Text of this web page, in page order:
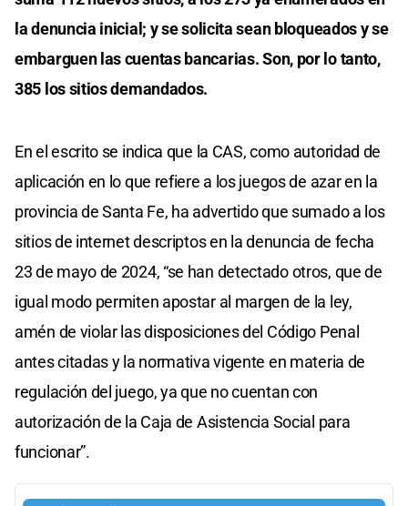
la denuncia inicial; y se solicita sean bloqueados y se
embarguen las cuentas bancarias. Son, por lo tanto,
385 los sitios demandados.
En el escrito se indica que la CAS, como autoridad de
aplicación en lo que refiere a los juegos de azar en la
provincia de Santa Fe, ha advertido que sumado a los
sitios de internet descriptos en la denuncia de fecha
23 de mayo de 2024, “se han detectado otros, que de
igual modo permiten apostar al margen de la ley,
amén de violar las disposiciones del Código Penal
antes citadas y la normativa vigente en materia de
regulación del juego, ya que no cuentan con
autorización de la Caja de Asistencia Social para
funcionar”.